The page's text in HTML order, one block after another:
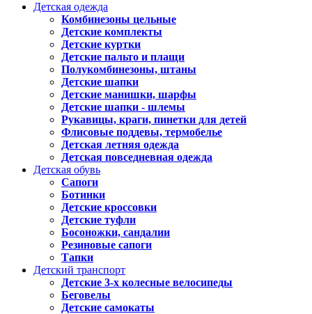
Детская одежда
Комбинезоны цельные
Детские комплекты
Детские куртки
Детские пальто и плащи
Полукомбинезоны, штаны
Детские шапки
Детские манишки, шарфы
Детские шапки - шлемы
Рукавицы, краги, пинетки для детей
Флисовые поддевы, термобелье
Детская летняя одежда
Детская повседневная одежда
Детская обувь
Сапоги
Ботинки
Детские кроссовки
Детские туфли
Босоножки, сандалии
Резиновые сапоги
Тапки
Детский транспорт
Детские 3-х колесные велосипеды
Беговелы
Детские самокаты